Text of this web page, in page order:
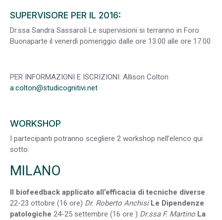
SUPERVISORE PER IL 2016:
Dr.ssa Sandra Sassaroli Le supervisioni si terranno in Foro
Buonaparte il venerdì pomeriggio dalle ore 13.00 alle ore 17.00
PER INFORMAZIONI E ISCRIZIONI: Allison Colton
a.colton@studicognitivi.net
WORKSHOP
I partecipanti potranno scegliere 2 workshop nell’elenco qui
sotto:
MILANO
Il biofeedback applicato all’efficacia di tecniche diverse
22-23 ottobre (16 ore) Dr. Roberto Anchisi Le Dipendenze
patologiche 24-25 settembre (16 ore ) Dr.ssa F. Martino La